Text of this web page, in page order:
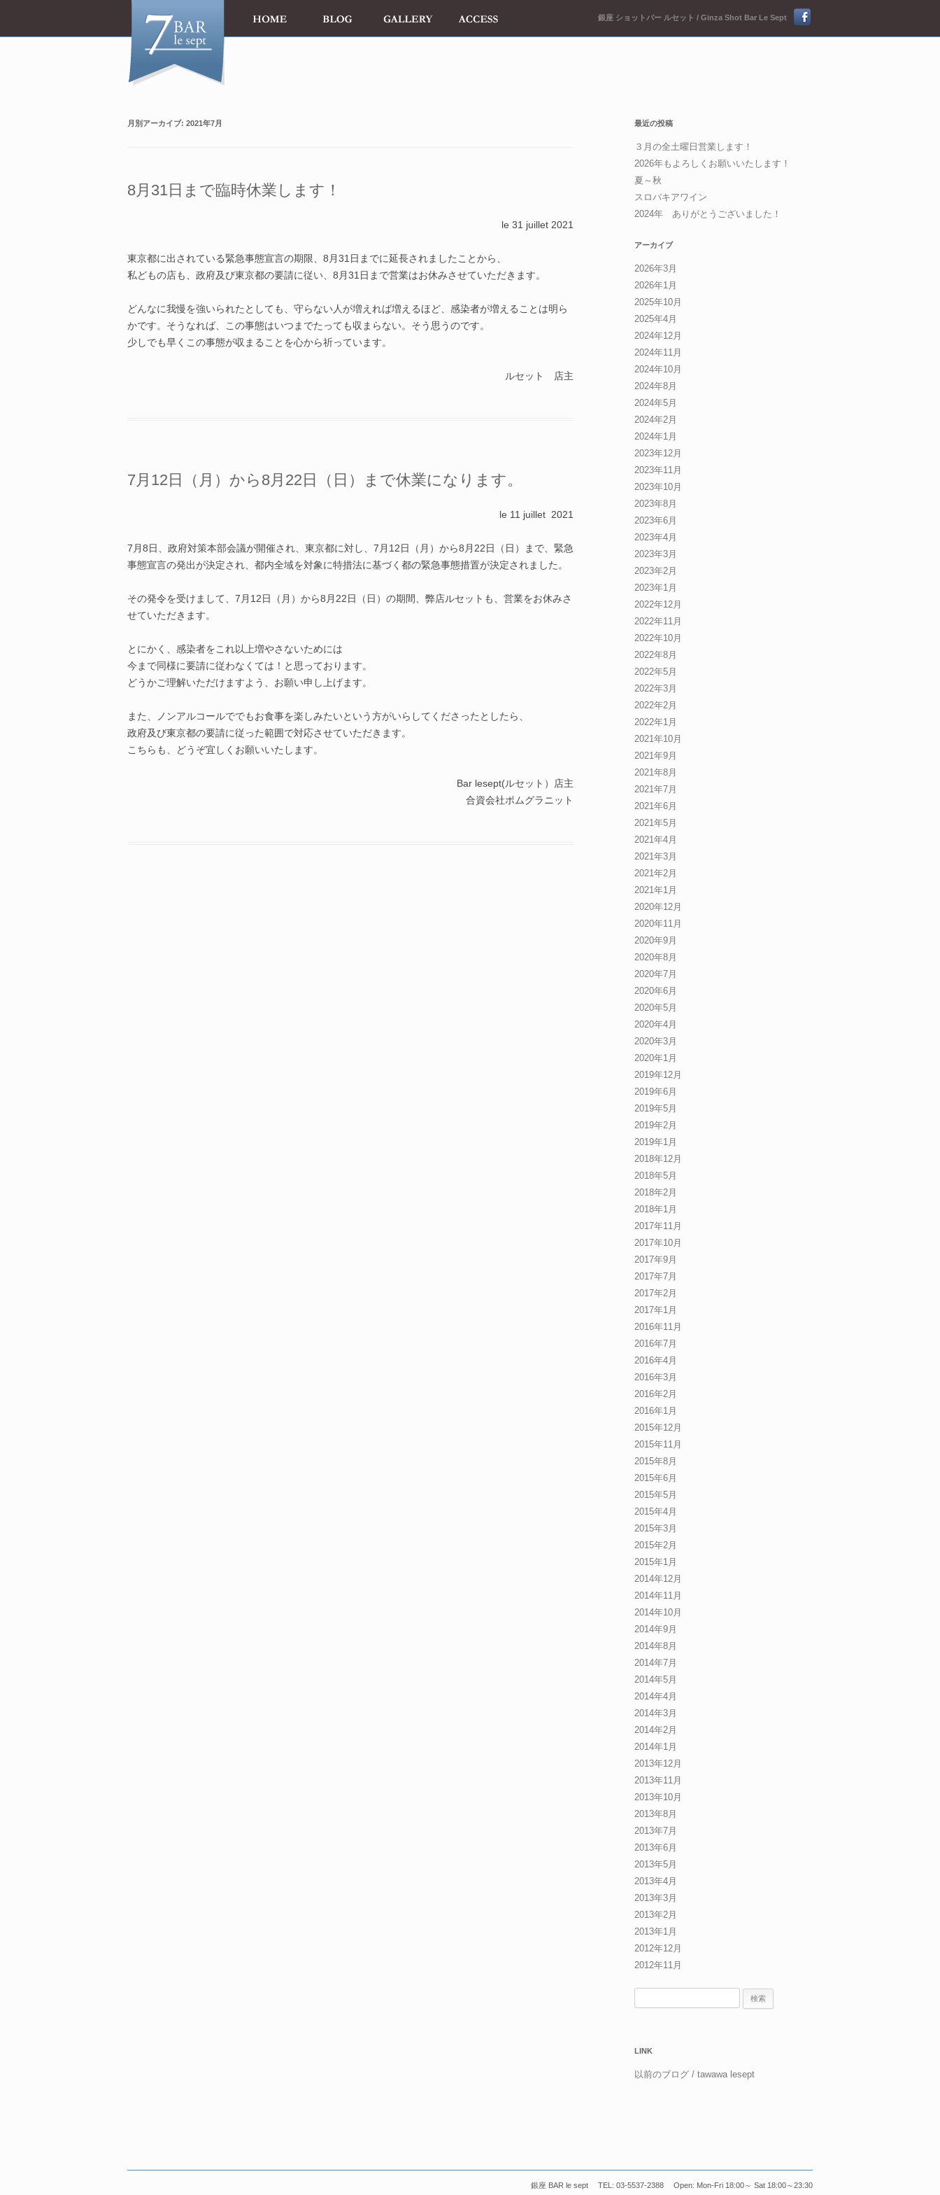
銀座 ショットバー ルセット / Ginza Shot Bar Le Sept
月別アーカイブ: 2021年7月
8月31日まで臨時休業します！
le 31 juillet 2021
東京都に出されている緊急事態宣言の期限、8月31日までに延長されましたことから、
私どもの店も、政府及び東京都の要請に従い、8月31日まで営業はお休みさせていただきます。
どんなに我慢を強いられたとしても、守らない人が増えれば増えるほど、感染者が増えることは明ら
かです。そうなれば、この事態はいつまでたっても収まらない。そう思うのです。
少しでも早くこの事態が収まることを心から祈っています。
ルセット 店主
7月12日（月）から8月22日（日）まで休業になります。
le 11 juillet 2021
7月8日、政府対策本部会議が開催され、東京都に対し、7月12日（月） から8月22日（日）まで、緊急
事態宣言の発出が決定され、 都内全域を対象に特措法に基づく都の緊急事態措置が決定されました。
その発令を受けまして、7月12日（月）から8月22日（日）の期間、弊店ルセットも、営業をお休みさ
せていただきます。
とにかく、感染者をこれ以上増やさないためには
今まで同様に要請に従わなくては！と思っております。
どうかご理解いただけますよう、お願い申し上げます。
また、ノンアルコールででもお食事を楽しみたいという方がいらしてくださったとしたら、
政府及び東京都の要請に従った範囲で対応させていただきます。
こちらも、どうぞ宜しくお願いいたします。
Bar lesept(ルセット）店主
合資会社ポムグラニット
最近の投稿
３月の全土曜日営業します！
2026年もよろしくお願いいたします！
夏～秋
スロバキアワイン
2024年 ありがとうございました！
アーカイブ
2026年3月
2026年1月
2025年10月
2025年4月
2024年12月
2024年11月
2024年10月
2024年8月
2024年5月
2024年2月
2024年1月
2023年12月
2023年11月
2023年10月
2023年8月
2023年6月
2023年4月
2023年3月
2023年2月
2023年1月
2022年12月
2022年11月
2022年10月
2022年8月
2022年5月
2022年3月
2022年2月
2022年1月
2021年10月
2021年9月
2021年8月
2021年7月
2021年6月
2021年5月
2021年4月
2021年3月
2021年2月
2021年1月
2020年12月
2020年11月
2020年9月
2020年8月
2020年7月
2020年6月
2020年5月
2020年4月
2020年3月
2020年1月
2019年12月
2019年6月
2019年5月
2019年2月
2019年1月
2018年12月
2018年5月
2018年2月
2018年1月
2017年11月
2017年10月
2017年9月
2017年7月
2017年2月
2017年1月
2016年11月
2016年7月
2016年4月
2016年3月
2016年2月
2016年1月
2015年12月
2015年11月
2015年8月
2015年6月
2015年5月
2015年4月
2015年3月
2015年2月
2015年1月
2014年12月
2014年11月
2014年10月
2014年9月
2014年8月
2014年7月
2014年5月
2014年4月
2014年3月
2014年2月
2014年1月
2013年12月
2013年11月
2013年10月
2013年8月
2013年7月
2013年6月
2013年5月
2013年4月
2013年3月
2013年2月
2013年1月
2012年12月
2012年11月
LINK
以前のブログ / tawawa lesept
銀座 BAR le sept TEL: 03-5537-2388 Open: Mon-Fri 18:00～ Sat 18:00～23:30